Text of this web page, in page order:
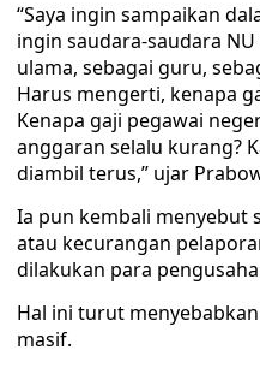
“Saya ingin sampaikan
ingin saudara-saudara
ulama, sebagai guru,
Harus mengerti, kenapa
Kenapa gaji pegawai
anggaran selalu kurang?
diambil terus,” ujar
Ia pun kembali menyebut
atau kecurangan
dilakukan para
Hal ini turut
masif.